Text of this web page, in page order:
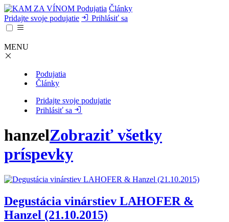
Podujatia Články
Pridajte svoje podujatie
Prihlásiť sa
MENU
Podujatia
Články
Pridajte svoje podujatie
Prihlásiť sa
hanzelZobraziť všetky
príspevky
Degustácia vinárstiev LAHOFER &
Hanzel (21.10.2015)